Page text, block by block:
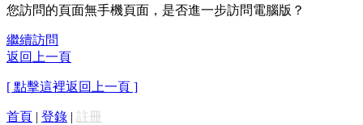
您訪問的頁面無手機頁面，是否進一步訪問電腦版？
繼續訪問
返回上一頁
[ 點擊這裡返回上一頁 ]
首頁 | 登錄 | 註冊